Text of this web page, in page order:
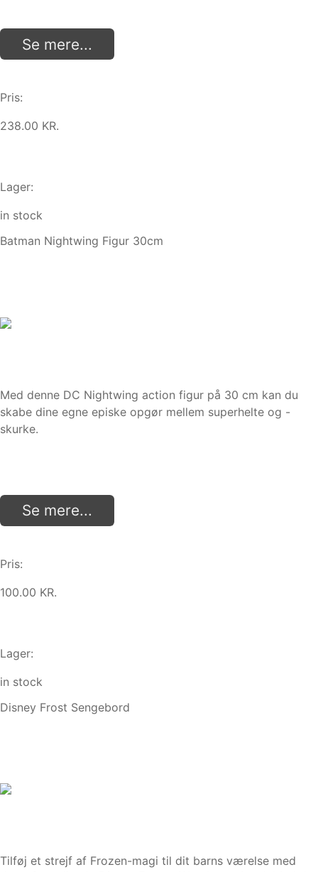
Se mere...
Pris:
238.00 KR.
Lager:
in stock
Batman Nightwing Figur 30cm
Med denne DC Nightwing action figur på 30 cm kan du
skabe dine egne episke opgør mellem superhelte og -
skurke.
Se mere...
Pris:
100.00 KR.
Lager:
in stock
Disney Frost Sengebord
Tilføj et strejf af Frozen-magi til dit barns værelse med